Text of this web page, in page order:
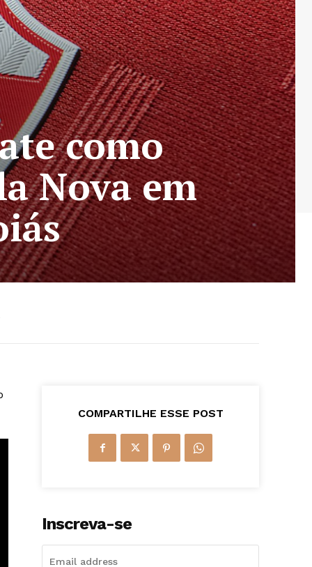
como
Nova em
COMPARTILHE ESSE POST
Inscreva-se